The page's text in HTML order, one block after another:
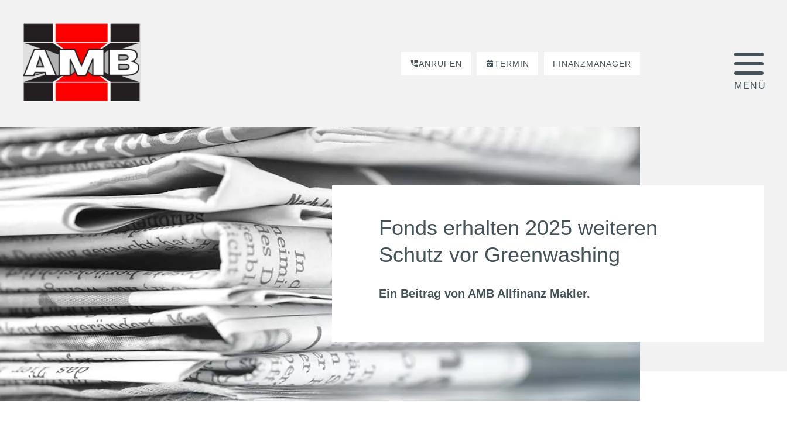
ANRUFEN TERMIN FINANZMANAGER
Fonds erhalten 2025 weiteren
Schutz vor Greenwashing
Ein Beitrag von AMB Allfinanz Makler.